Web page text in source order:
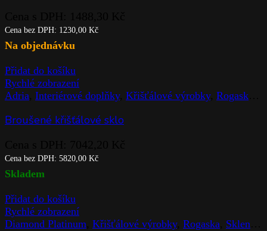
Cena bez DPH: 1230,00 Kč
Na objednávku
Přidat do košíku
Rychlé zobrazení
Adria Interiérové doplňky, Křišťálové výrobky, Rogaska
Broušené křišťálové sklo
Cena bez DPH: 5820,00 Kč
Skladem
Přidat do košíku
Rychlé zobrazení
Diamond Platinum Křišťálové výrobky, Rogaska Sklenice